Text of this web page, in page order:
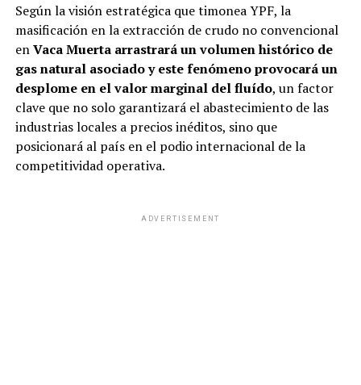
Según la visión estratégica que timonea YPF, la
masificación en la extracción de crudo no convencional
enVaca Muerta arrastrará un volumen histórico de
gas natural asociado y este fenómeno provocará un
desplome en el valor marginal del fluído, un factor
clave que no solo garantizará el abastecimiento de las
industrias locales a precios inéditos, sino que
posicionará al país en el podio internacional de la
competitividad operativa.
ADVERTISEMENT